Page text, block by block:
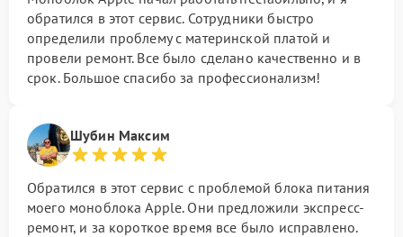
обратился в этот сервис. Сотрудники быстро
определили проблему с материнской платой и
провели ремонт. Все было сделано качественно и в
срок. Большое спасибо за профессионализм!
Шубин Максим
Обратился в этот сервис с проблемой блока питания
моего моноблока Apple. Они предложили экспресс-
ремонт, и за короткое время все было исправлено.